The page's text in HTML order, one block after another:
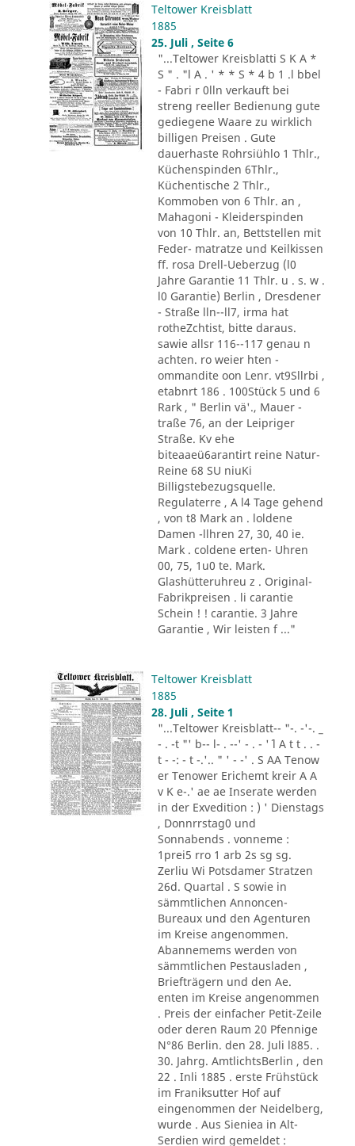
Teltower Kreisblatt
1885
25. Juli , Seite 6
"...Teltower Kreisblatti S K A *
S " . "l A . ' * * S * 4 b 1 .l bbel
- Fabri r 0lln verkauft bei
streng reeller Bedienung gute
gediegene Waare zu wirklich
billigen Preisen . Gute
dauerhaste Rohrsiühlo 1 Thlr.,
Küchenspinden 6Thlr.,
Küchentische 2 Thlr.,
Kommoben von 6 Thlr. an ,
Mahagoni - Kleiderspinden
von 10 Thlr. an, Bettstellen mit
Feder- matratze und Keilkissen
ff. rosa Drell-Ueberzug (l0
Jahre Garantie 11 Thlr. u . s. w .
l0 Garantie) Berlin , Dresdener
- Straße lln--ll7, irma hat
rotheZchtist, bitte daraus.
sawie allsr 116--117 genau n
achten. ro weier hten -
ommandite oon Lenr. vt9Sllrbi ,
etabnrt 186 . 100Stück 5 und 6
Rark , " Berlin vä'., Mauer -
traße 76, an der Leipriger
Straße. Kv ehe
biteaaeü6arantirt reine Natur-
Reine 68 SU niuKi
Billigstebezugsquelle.
Regulaterre , A l4 Tage gehend
, von t8 Mark an . loldene
Damen -llhren 27, 30, 40 ie.
Mark . coldene erten- Uhren
00, 75, 1u0 te. Mark.
Glashütteruhreu z . Original-
Fabrikpreisen . li carantie
Schein ! ! carantie. 3 Jahre
Garantie , Wir leisten f ..."
Teltower Kreisblatt
1885
28. Juli , Seite 1
"...Teltower Kreisblatt-- "-. -'-. _
- . -t "' b-- l- . --' - . - '´ l A t t . . -
t - -: - t -.'.. " ' - -' . S AA Tenow
er Tenower Erichemt kreir A A
v K e-.' ae ae Inserate werden
in der Exvedition : ) ' Dienstags
, Donnrrstag0 und
Sonnabends . vonneme :
1prei5 rro 1 arb 2s sg sg.
Zerliu Wi Potsdamer Stratzen
26d. Quartal . S sowie in
sämmtlichen Annoncen-
Bureaux und den Agenturen
im Kreise angenommen.
Abannemems werden von
sämmtlichen Pestausladen ,
Briefträgern und den Ae.
enten im Kreise angenommen
. Preis der einfacher Petit-Zeile
oder deren Raum 20 Pfennige
N°86 Berlin. den 28. Juli l885. .
30. Jahrg. AmtlichtsBerlin , den
22 . Inli 1885 . erste Frühstück
im Franiksutter Hof auf
eingenommen der Neidelberg,
wurde . Aus Sieniea in Alt-
Serdien wird gemeldet :